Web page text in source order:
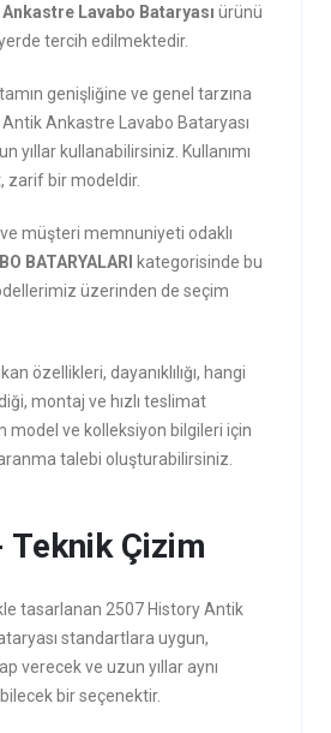
Lavabo Bataryası ürünü
tercih edilmektedir.
genişliğine ve genel tarzına
Ankastre Lavabo Bataryası
yıllar kullanabilirsiniz. Kullanımı
zarif bir modeldir.
müşteri memnuniyeti odaklı
BATARYALARI
kategorisinde bu
üzerinden de seçim
özellikleri, dayanıklılığı, hangi
montaj ve hızlı teslimat
model ve kolleksiyon bilgileri için
talebi oluşturabilirsiniz.
Çizim
tasarlanan 2507 History Antik
standartlara uygun,
verecek ve uzun yıllar aynı
bir seçenektir.